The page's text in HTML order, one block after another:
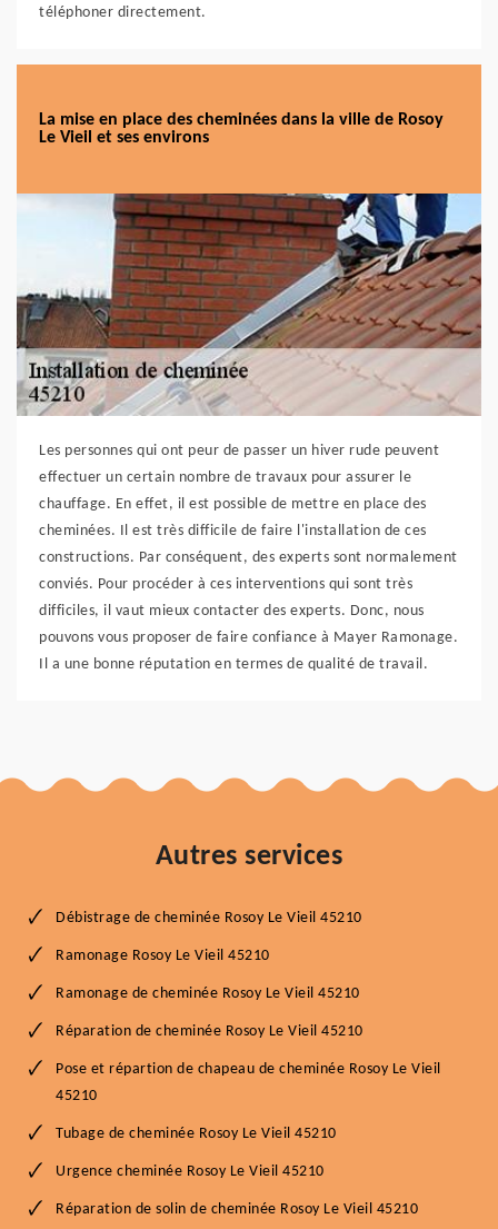
téléphoner directement.
La mise en place des cheminées dans la ville de Rosoy
Le Vieil et ses environs
Les personnes qui ont peur de passer un hiver rude peuvent
effectuer un certain nombre de travaux pour assurer le
chauffage. En effet, il est possible de mettre en place des
cheminées. Il est très difficile de faire l'installation de ces
constructions. Par conséquent, des experts sont normalement
conviés. Pour procéder à ces interventions qui sont très
difficiles, il vaut mieux contacter des experts. Donc, nous
pouvons vous proposer de faire confiance à Mayer Ramonage.
Il a une bonne réputation en termes de qualité de travail.
Autres services
Débistrage de cheminée Rosoy Le Vieil 45210
Ramonage Rosoy Le Vieil 45210
Ramonage de cheminée Rosoy Le Vieil 45210
Réparation de cheminée Rosoy Le Vieil 45210
Pose et répartion de chapeau de cheminée Rosoy Le Vieil
45210
Tubage de cheminée Rosoy Le Vieil 45210
Urgence cheminée Rosoy Le Vieil 45210
Réparation de solin de cheminée Rosoy Le Vieil 45210